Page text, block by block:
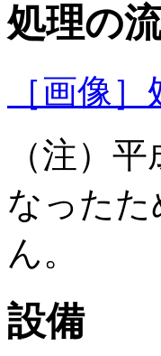
処理の
［画像
（注）
なった
ん。
設備